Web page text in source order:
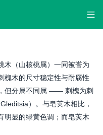
木（山核桃属）一同被誉为
槐木的尺寸稳定性与耐腐性
但分属不同属 —— 刺槐为刺
）。与皂荚木相比，
明显的绿黄色调；而皂荚木